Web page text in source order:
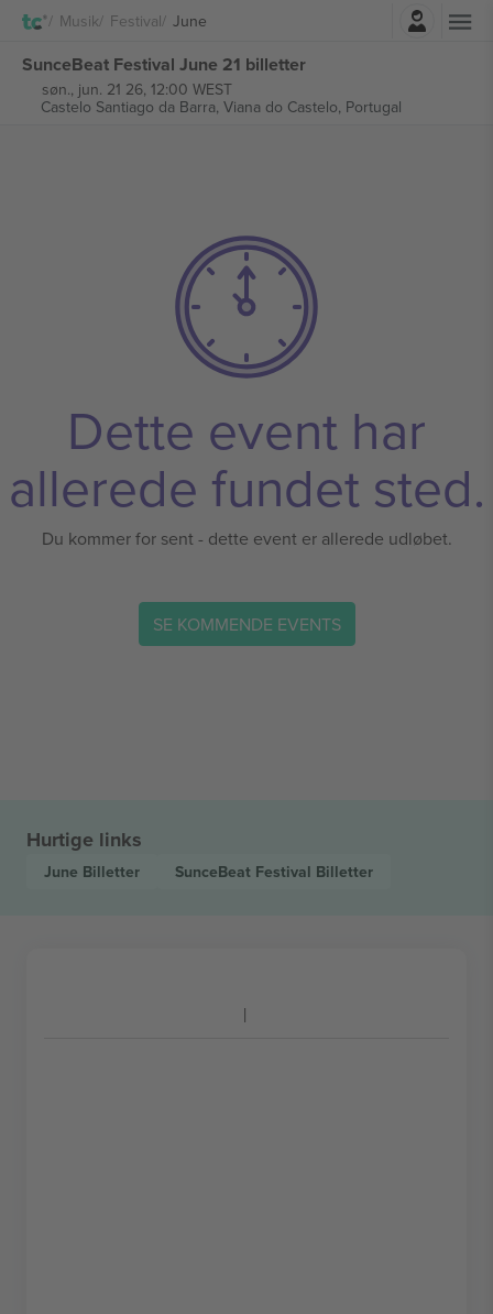
Musik Festival June
SunceBeat Festival June 21 billetter
søn., jun. 21 26, 12:00 WEST
Castelo Santiago da Barra, Viana do Castelo, Portugal
Dette event har
allerede fundet sted.
Du kommer for sent - dette event er allerede udløbet.
SE KOMMENDE EVENTS
Hurtige links
June Billetter SunceBeat Festival Billetter